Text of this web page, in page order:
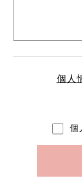
個人
個